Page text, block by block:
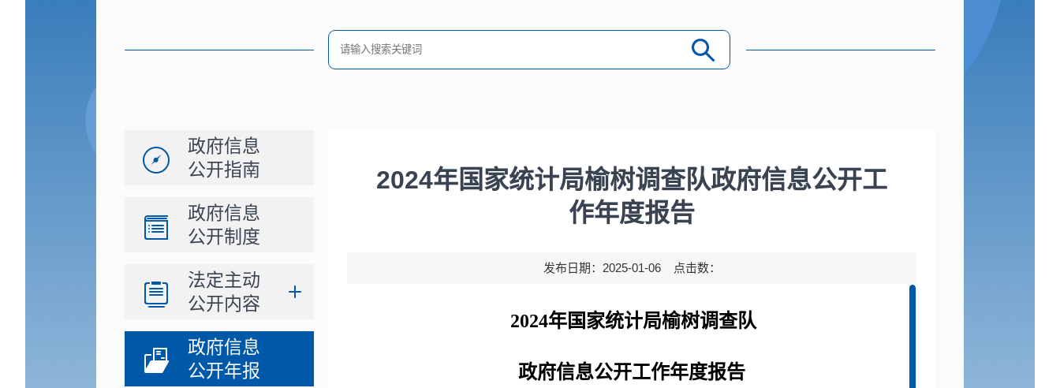
政府信息
公开指南
政府信息
公开制度
法定主动
公开内容
政府信息
公开年报
2024年国家统计局榆树调查队政府信息公开工
作年度报告
发布日期：2025-01-06 点击数：
2024年国家统计局榆树调查队
政府信息公开工作年度报告